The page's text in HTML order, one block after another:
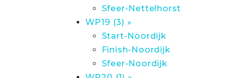
Sfeer-Nettelhorst
WP19 (3) »
Start-Noordijk
Finish-Noordijk
Sfeer-Noordijk